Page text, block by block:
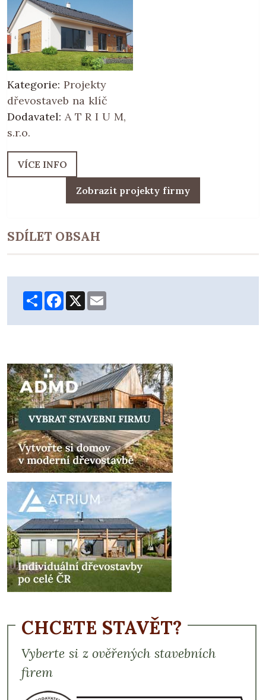
Kategorie: Projekty
dřevostaveb na klíč
Dodavatel: A T R I U M,
s.r.o.
VÍCE INFO
Zobrazit projekty firmy
SDÍLET OBSAH
ShareFacebook
X
CHCETE STAVĚT?
Vyberte si z ověřených stavebních
firem